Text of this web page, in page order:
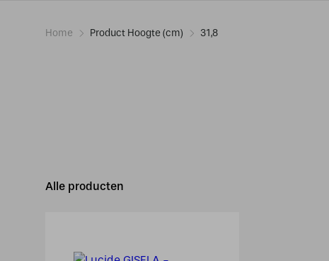
Home Product Hoogte (cm) 31,8
Alle producten